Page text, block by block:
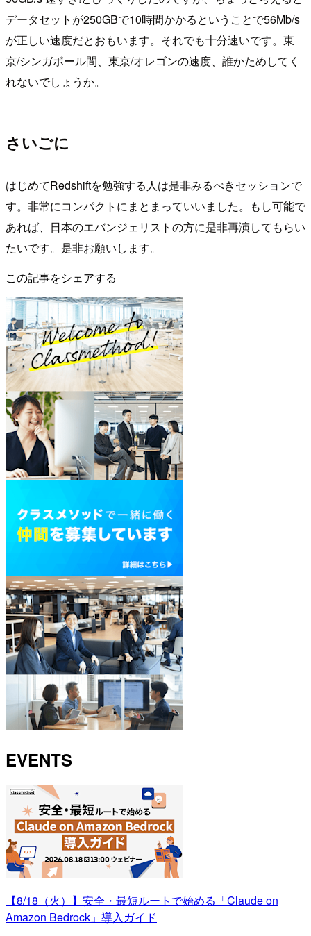
データセットが250GBで10時間かかるということで56Mb/s
が正しい速度だとおもいます。それでも十分速いです。東
京/シンガポール間、東京/オレゴンの速度、誰かためしてく
れないでしょうか。
さいごに
はじめてRedshiftを勉強する人は是非みるべきセッションで
す。非常にコンパクトにまとまっていいました。もし可能で
あれば、日本のエバンジェリストの方に是非再演してもらい
たいです。是非お願いします。
この記事をシェアする
EVENTS
【8/18（火）】安全・最短ルートで始める「Claude on
Amazon Bedrock」導入ガイド